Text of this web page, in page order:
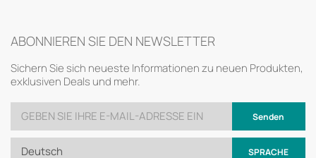
ABONNIEREN SIE DEN NEWSLETTER
Sichern Sie sich neueste Informationen zu neuen Produkten,
exklusiven Deals und mehr.
Senden
Deutsch SPRACHE